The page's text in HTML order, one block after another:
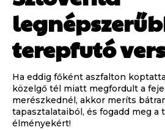
terepfutó
Ha eddig főként aszfalton
közelgő tél miatt megfordult a
merészkednél, akkor meríts
tapasztalataiból, és fogadd meg a
élményekért!